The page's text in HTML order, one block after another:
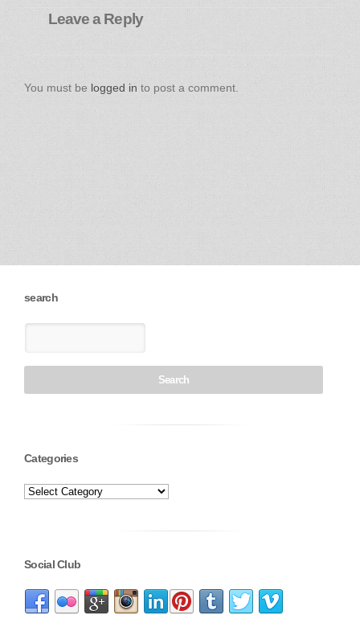
Leave a Reply
You must be logged in to post a comment.
search
Categories
Social Club